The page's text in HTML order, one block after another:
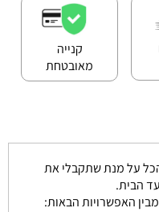
קנייה
מאובטחת
על מנת שתקבלי את
הבית.
האפשרויות הבאות: